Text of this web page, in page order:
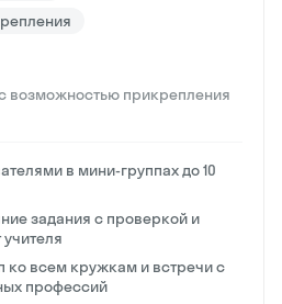
возможностью прикрепления
в мини-группах до 10
задания с проверкой и
ко всем кружкам и встречи с
профессий